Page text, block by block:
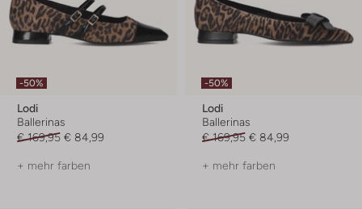
-50%
Lodi
Ballerinas
€ 169,95 € 84,99
+ mehr farben
-50%
Lodi
Ballerinas
€ 169,95 € 84,99
+ mehr farben